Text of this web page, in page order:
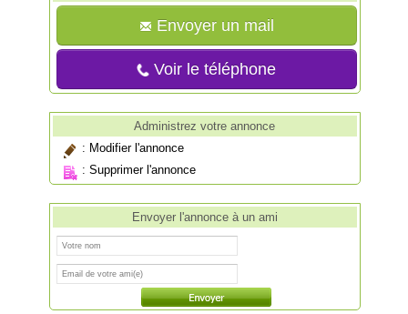
Envoyer un mail
Voir le téléphone
Administrez votre annonce
: Modifier l'annonce
:Supprimer l'annonce
Envoyer l'annonce à un ami